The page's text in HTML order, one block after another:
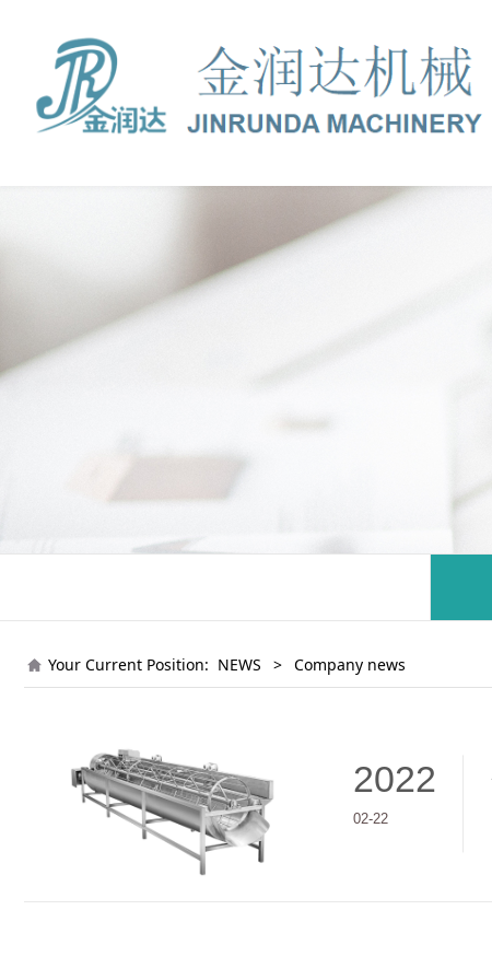
Your Current Position: NEWS > Company news
2022
02-22